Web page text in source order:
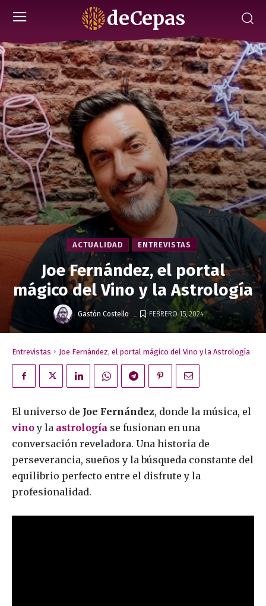
deCepas
ACTUALIDAD ENTREVISTAS
Joe Fernández, el portal
mágico del Vino y la Astrología
Gastón Costello . FEBRERO 15, 2024
Entrevistas Joe Fernández, el portal mágico del Vino y la Astrología
El universo de Joe Fernández, donde la música, el
vinoy la astrología se fusionan en una
conversación reveladora. Una historia de
perseverancia, sueños y la búsqueda constante del
equilibrio perfecto entre el disfrute y la
profesionalidad.